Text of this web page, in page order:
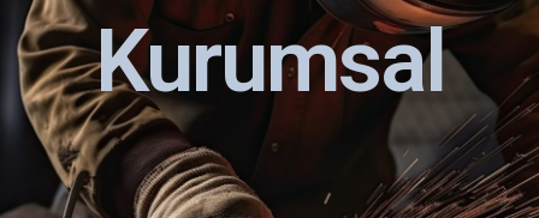
Kurumsal